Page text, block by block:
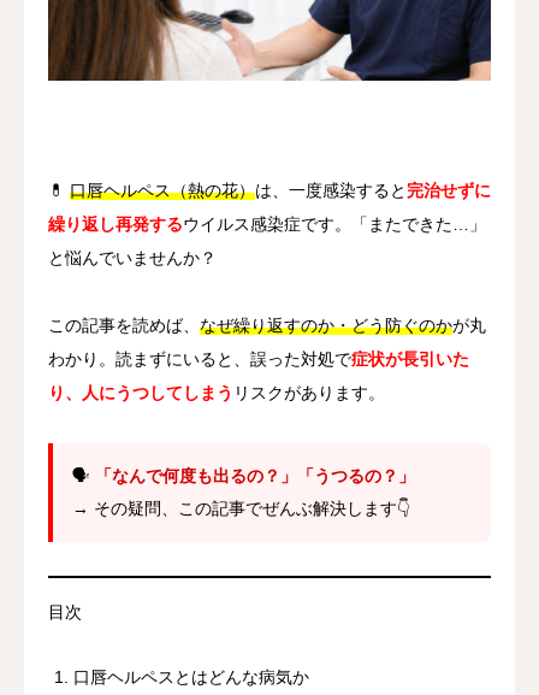
💊 口唇ヘルペス（熱の花）は、一度感染すると 完治せずに
繰り返し再発するウイルス感染症です。「またできた…」
と悩んでいませんか？
この記事を読めば、 なぜ繰り返すのか・どう防ぐのかが丸
わかり。読まずにいると、誤った対処で症状が長引いた
り、人にうつしてしまう リスクがあります。
🗣️
「なんで何度も出るの？」「うつるの？」
→ その疑問、この記事でぜんぶ解決します👇
目次
口唇ヘルペスとはどんな病気か
採用情報
简体中文 日本語 English Español 한국어